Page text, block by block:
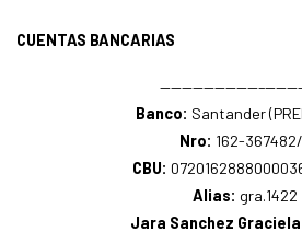
CUENTAS BANCARIAS
Banco: Santander
Nro: 162-
CBU:
Alias: gra.1422
Jara Sanchez